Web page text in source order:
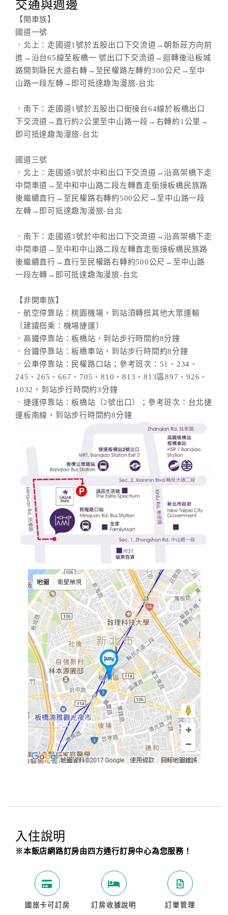
交通與週邊
【開車族】
國道一號
．北上：走國道1號於五股出口下交流道→朝新莊方向前
進→沿台65線至板橋一 號出口下交流道→迴轉後沿板城
路開到縣民大道右轉→至民權路左轉約300公尺→至中
山路一段左轉→即可抵達趣淘漫旅-台北
．南下：走國道1號於五股出口銜接台64線於板橋出口
下交流道→直行約2公里至中山路一段→右轉約1公里→
即可抵達趣淘漫旅-台北
國道三號
．北上：走國道3號於中和出口下交流道→沿高架橋下走
中間車道→至中和中山路二段左轉直走銜接板橋民族路
後繼續直行→至民權路右轉約500公尺→至中山路一段
左轉→即可抵達趣淘漫旅-台北
．南下：走國道3號於中和出口下交流道→沿高架橋下走
中間車道→至中和中山路二段左轉直走銜接板橋民族路
後繼續直行→直行至民權路右轉約500公尺→至中山路
一段左轉→即可抵達趣淘漫旅-台北
【非開車族】
．航空停靠站：桃園機場，到站須轉搭其他大眾運輸
（建議搭乘：機場捷運）
．高鐵停靠站：板橋站，到站步行時間約8分鐘
．台鐵停靠站：板橋車站，到站步行時間約8分鐘
．公車停靠站：民權路口站；參考班次：51、234、
245、265、667、705、810、813、813區897、926、
1032，到站步行時間約3分鐘
．捷運停靠站：板橋站（2號出口）；參考班次：台北捷
運板南線，到站步行時間約8分鐘
入住說明
※本飯店網路訂房由四方通行訂房中心為您服務！
國旅卡可訂房 訂房收據說明 訂單管理